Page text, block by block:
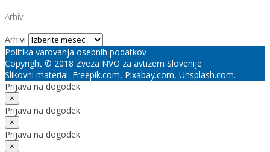
Arhivi
Arhivi
Politika varovanja osebnih podatkov
Copyright © 2018 Zveza NVO za avtizem Slovenije
Slikovni material: Freepik.com, Pixabay.com, Unsplash.com.
Prijava na dogodek
×
Prijava na dogodek
×
Prijava na dogodek
×